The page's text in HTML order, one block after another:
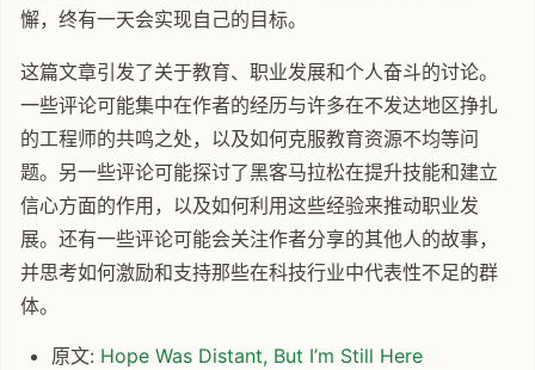
懈，终有一天会实现自己的目标。
这篇文章引发了关于教育、职业发展和个人奋斗的讨论。
一些评论可能集中在作者的经历与许多在不发达地区挣扎
的工程师的共鸣之处，以及如何克服教育资源不均等问
题。另一些评论可能探讨了黑客马拉松在提升技能和建立
信心方面的作用，以及如何利用这些经验来推动职业发
展。还有一些评论可能会关注作者分享的其他人的故事，
并思考如何激励和支持那些在科技行业中代表性不足的群
体。
原文: Hope Was Distant, But I’m Still Here